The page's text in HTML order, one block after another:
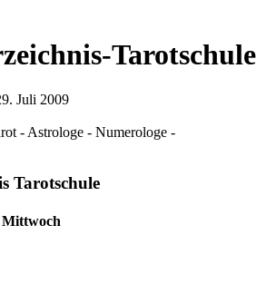
Tarotschule
Juli 2009
Tarotschule